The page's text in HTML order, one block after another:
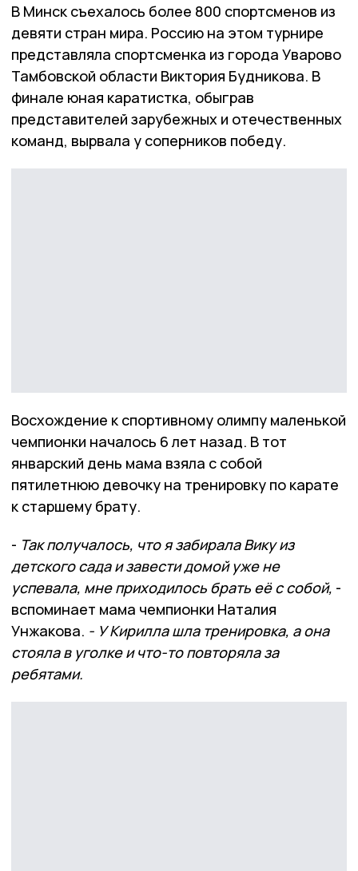
В Минск съехалось более 800 спортсменов из
девяти стран мира. Россию на этом турнире
представляла спортсменка из города Уварово
Тамбовской области Виктория Будникова. В
финале юная каратистка, обыграв
представителей зарубежных и отечественных
команд, вырвала у соперников победу.
Восхождение к спортивному олимпу маленькой
чемпионки началось 6 лет назад. В тот
январский день мама взяла с собой
пятилетнюю девочку на тренировку по карате
к старшему брату.
- Так получалось, что я забирала Вику из
детского сада и завести домой уже не
успевала, мне приходилось брать её с собой, -
вспоминает мама чемпионки Наталия
Унжакова. - У Кирилла шла тренировка, а она
стояла в уголке и что-то повторяла за
ребятами.